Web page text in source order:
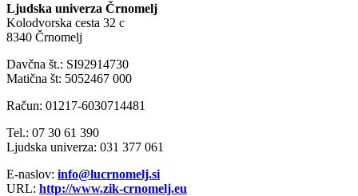
Ljudska univerza Črnomelj
Kolodvorska cesta 32 c
8340 Črnomelj
Davčna št.: SI92914730
Matična št: 5052467 000
Račun: 01217-6030714481
Tel.: 07 30 61 390
Ljudska univerza: 031 377 061
E-naslov: info@lucrnomelj.si
URL: http://www.zik-crnomelj.eu